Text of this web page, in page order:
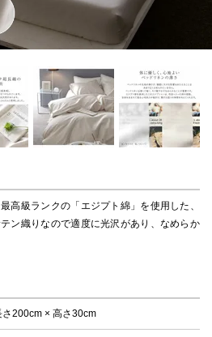
高級ランクの「エジプト綿」を使用した、
ン織りなので適度に光沢があり、なめらか
200cm × 高さ30cm